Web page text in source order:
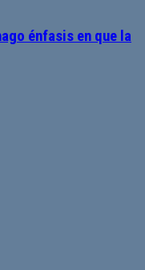
énfasis en que la